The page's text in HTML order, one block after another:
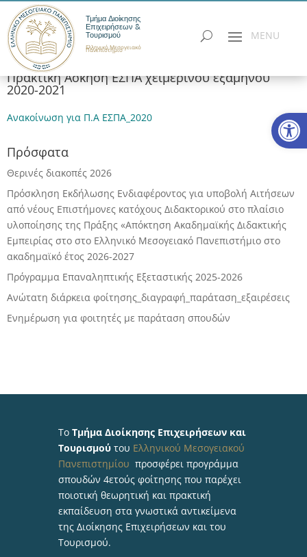
Τμήμα Διοίκησης
Επιχειρήσεων &
Τουρισμού
Ελληνικό Μεσογειακό
Πανεπιστήμιο
Πρακτική Άσκηση ΕΣΠΑ χειμερινού εξαμήνου
2020-2021
Ανακοίνωση για Π.Α ΕΣΠΑ_2020
Πρόσφατα
Θερινές διακοπές 2026
Πρόσκληση Εκδήλωσης Ενδιαφέροντος για υποβολή Αιτήσεων
από νέους Επιστήμονες κατόχους Διδακτορικού στο πλαίσιο
υλοποίησης της Πράξης «Απόκτηση Ακαδημαϊκής Διδακτικής
Εμπειρίας στο στο Ελληνικό Μεσογειακό Πανεπιστήμιο στο
ακαδημαϊκό έτος 2026-2027
Πρόγραμμα Επαναληπτικής Εξεταστικής 2025-2026
Ανώτατη διάρκεια φοίτησης_διαγραφή_παράταση_εξαιρέσεις
Ενημέρωση για φοιτητές με παράταση σπουδών
Το Τμήμα Διοίκησης Επιχειρήσεων και
Τουρισμού του Ελληνικού Μεσογειακού
Πανεπιστημίου προσφέρει προγράμμα
σπουδών 4ετούς φοίτησης που παρέχει
ποιοτική θεωρητική και πρακτική
εκπαίδευση στα γνωστικά αντικείμενα
της Διοίκησης Επιχειρήσεων και του
Τουρισμού.